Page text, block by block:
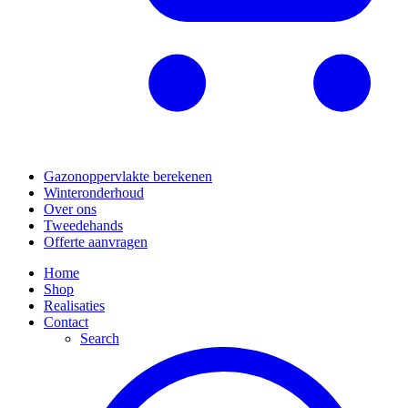
Gazonoppervlakte berekenen
Winteronderhoud
Over ons
Tweedehands
Offerte aanvragen
Home
Shop
Realisaties
Contact
Search